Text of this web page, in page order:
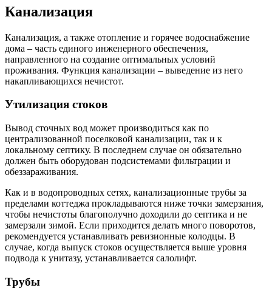
Канализация
Канализация, а также отопление и горячее водоснабжение
дома – часть единого инженерного обеспечения,
направленного на создание оптимальных условий
проживания. Функция канализации – выведение из него
накапливающихся нечистот.
Утилизация стоков
Вывод сточных вод может производиться как по
централизованной поселковой канализации, так и к
локальному септику. В последнем случае он обязательно
должен быть оборудован подсистемами фильтрации и
обеззараживания.
Как и в водопроводных сетях, канализационные трубы за
пределами коттеджа прокладываются ниже точки замерзания,
чтобы нечистоты благополучно доходили до септика и не
замерзали зимой. Если приходится делать много поворотов,
рекомендуется устанавливать ревизионные колодцы. В
случае, когда выпуск стоков осуществляется выше уровня
подвода к унитазу, устанавливается салолифт.
Трубы